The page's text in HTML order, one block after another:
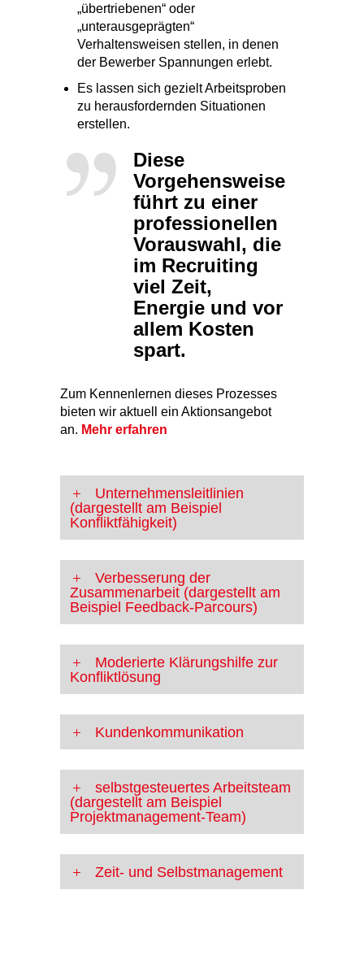
„übertriebenen“ oder
„unterausgeprägten“
Verhaltensweisen stellen, in denen
der Bewerber Spannungen erlebt.
Es lassen sich gezielt Arbeitsproben
zu herausfordernden Situationen
erstellen.
Diese
Vorgehensweise
führt zu einer
professionellen
Vorauswahl, die
im Recruiting
viel Zeit,
Energie und vor
allem Kosten
spart.
Zum Kennenlernen dieses Prozesses
bieten wir aktuell ein Aktionsangebot
an. Mehr erfahren
Unternehmensleitlinien
(dargestellt am Beispiel
Konfliktfähigkeit)
Verbesserung der
Zusammenarbeit (dargestellt am
Beispiel Feedback-Parcours)
Moderierte Klärungshilfe zur
Konfliktlösung
Kundenkommunikation
selbstgesteuertes Arbeitsteam
(dargestellt am Beispiel
Projektmanagement-Team)
Zeit- und Selbstmanagement